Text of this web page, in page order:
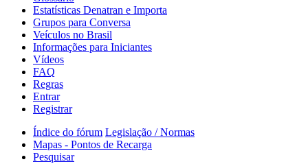
Estatísticas Denatran e Importa
Grupos para Conversa
Veículos no Brasil
Informações para Iniciantes
Vídeos
FAQ
Regras
Entrar
Registrar
Índice do fórum Legislação / Normas
Mapas - Pontos de Recarga
Pesquisar